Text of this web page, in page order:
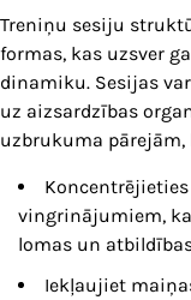
Treniņu sesiju
formas, kas uzsver
dinamiku. Sesijas
uz aizsardzības
uzbrukuma
vingrinājumiem,
lomas un
Iekļaujiet